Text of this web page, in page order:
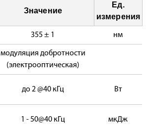
Значение
Ед.
измерения
355 ± 1 нм
модуляция добротности
(электрооптическая)
до 2 @40 кГц Вт
1 - 50@40 кГц мкДж